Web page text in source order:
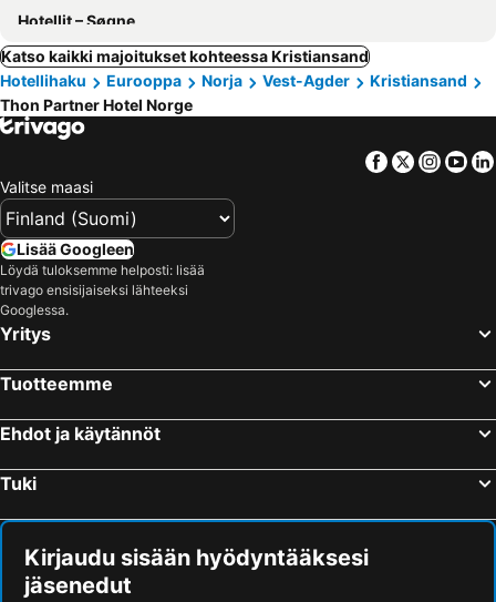
Hotellit – Søgne
Katso kaikki majoitukset kohteessa Kristiansand
Hotellihaku
Eurooppa Norja Vest-Agder
Kristiansand
Thon Partner Hotel Norge
Facebook
Twitter
Valitse maasi
Lisää Googleen
Löydä tuloksemme helposti: lisää
trivago ensisijaiseksi lähteeksi
Googlessa.
Yritys
Tuotteemme
Ehdot ja käytännöt
Tuki
Kirjaudu sisään hyödyntääksesi
jäsenedut